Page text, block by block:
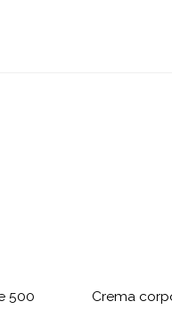
500
Crema